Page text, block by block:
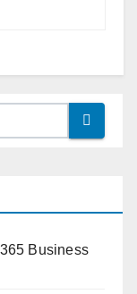
Business